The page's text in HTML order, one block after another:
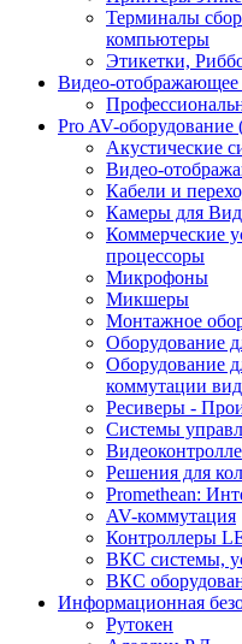
Терминалы
компьютеры
Этикетки,
Видео-отображающее
Pro AV-оборудование
Акустические
Видео-
Кабели и
Камеры для
Коммерческие
процессоры
Микрофоны
Микшеры
Монтажное
Оборудование
Оборудование
коммутации
Ресиверы -
Системы
Решения для
Promethean:
AV-коммутация
Контроллеры
ВКС системы,
ВКС
Информационная
Рутокен